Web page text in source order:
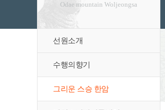
Odae mountain Woljeongsa
선원소개
수행의향기
그리운 스승 한암